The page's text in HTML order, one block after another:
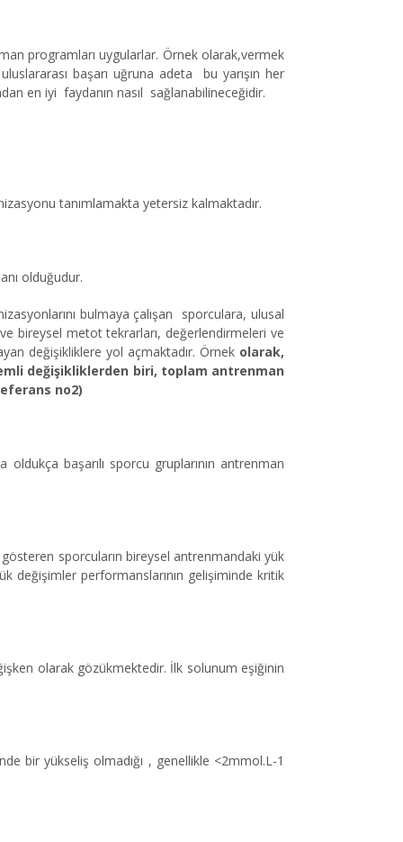
programları uygularlar. Örnek olarak,vermek
başarı uğruna adeta bu yarışın her
en iyi faydanın nasıl sağlanabilineceğidir.
tanımlamakta yetersiz kalmaktadır.
olduğudur.
bulmaya çalışan sporculara, ulusal
bireysel metot tekrarları, değerlendirmeleri ve
değişikliklere yol açmaktadır. Örnek olarak,
değişikliklerden biri, toplam antrenman
no2)
başarılı sporcu gruplarının antrenman
sporcuların bireysel antrenmandaki yük
değişimler performanslarının gelişiminde kritik
olarak gözükmektedir. İlk solunum eşiğinin
bir yükseliş olmadığı , genellikle <2mmol.L-1